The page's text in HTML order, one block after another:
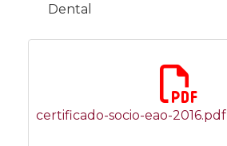
Dental
certificado-socio-eao-2016.pdf